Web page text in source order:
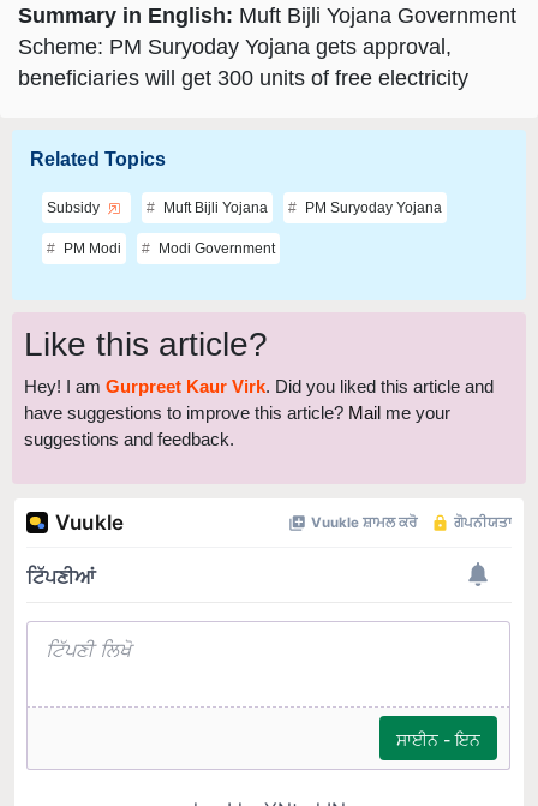
Summary in English: Muft Bijli Yojana Government
Scheme: PM Suryoday Yojana gets approval,
beneficiaries will get 300 units of free electricity
Related Topics
Subsidy Muft Bijli Yojana PM Suryoday Yojana
PM Modi Modi Government
Like this article?
Hey! I am Gurpreet Kaur Virk. Did you liked this article and
have suggestions to improve this article? Mail me your
suggestions and feedback.